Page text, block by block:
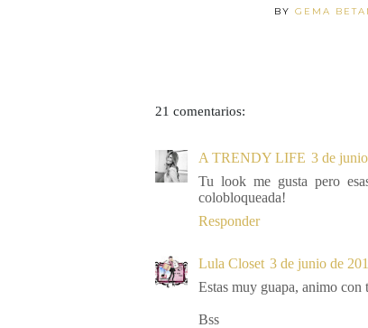
BY GEMA
21 comentarios:
A TRENDY LIFE 3 de
Tu look me gusta pero
colobloqueada!
Responder
Lula Closet 3 de junio de
Estas muy guapa, animo con
Bss